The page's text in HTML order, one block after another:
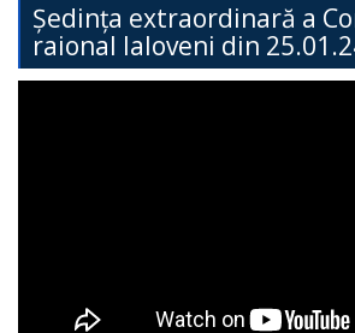
Ședința extraordinară a
raional Ialoveni din